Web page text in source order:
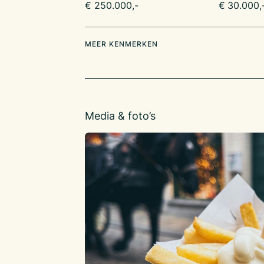
€ 250.000,- €
MEER KENMERKEN
Media & foto’s